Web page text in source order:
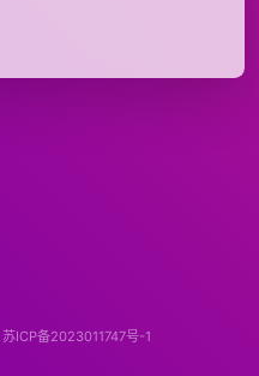
苏ICP备2023011747号-1